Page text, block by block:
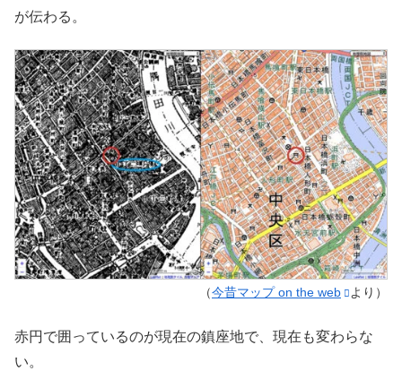
が伝わる。
（今昔マップ on the web より）
赤円で囲っているのが現在の鎮座地で、現在も変わらな
い。